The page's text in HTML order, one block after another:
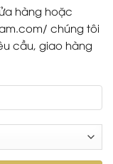
hàng hoặc
chúng tôi
cầu, giao hàng